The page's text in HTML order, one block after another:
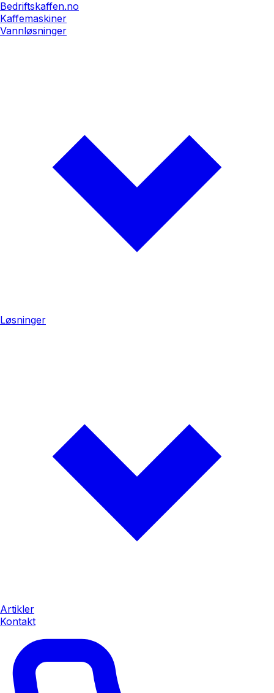
Bedriftskaffen.no
Kaffemaskiner
Vannløsninger
Løsninger
Artikler
Kontakt